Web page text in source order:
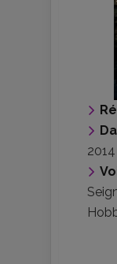
2014